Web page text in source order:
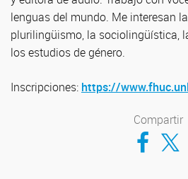
lenguas del mundo. Me interesan
plurilingüismo, la sociolingüística,
los estudios de género.
Inscripciones: https://
Compartir
Compartir